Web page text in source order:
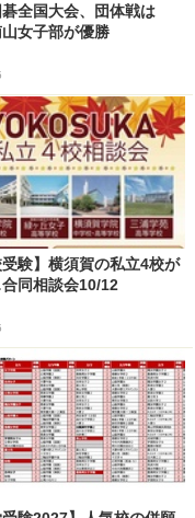
全国大会、団体戦は
女子部が優勝
受験】横須賀の私立4校が
同相談会10/12